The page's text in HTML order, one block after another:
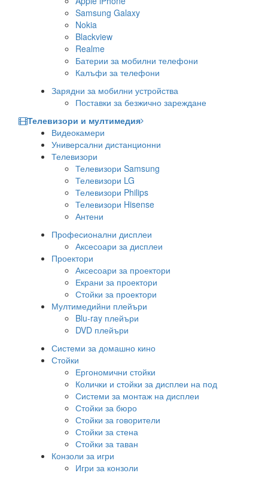
Samsung Galaxy
Nokia
Blackview
Realme
Батерии за мобилни телефони
Калъфи за телефони
Зарядни за мобилни устройства
Поставки за безжично зареждане
Телевизори и мултимедия
Видеокамери
Универсални дистанционни
Телевизори
Телевизори Samsung
Телевизори LG
Телевизори Philips
Телевизори Hisense
Антени
Професионални дисплеи
Аксесоари за дисплеи
Проектори
Аксесоари за проектори
Екрани за проектори
Стойки за проектори
Мултимедийни плейъри
Blu-ray плейъри
DVD плейъри
Системи за домашно кино
Стойки
Ергономични стойки
Колички и стойки за дисплеи на под
Системи за монтаж на дисплеи
Стойки за бюро
Стойки за говорители
Стойки за стена
Стойки за таван
Конзоли за игри
Игри за конзоли